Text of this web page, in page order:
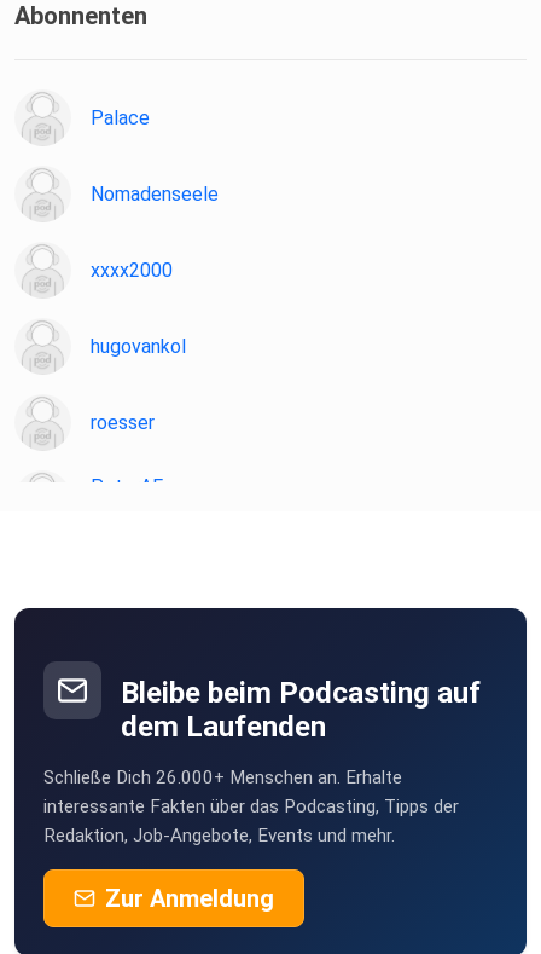
Abonnenten
Palace
Nomadenseele
xxxx2000
hugovankol
roesser
PeterAF
Gammertingen
willistvv
Karlsruhe
Düsseldorf
MSWMGPodcast
Düsseldorf
Bleibe beim Podcasting auf
dem Laufenden
Schließe Dich 26.000+ Menschen an. Erhalte
interessante Fakten über das Podcasting, Tipps der
Redaktion, Job-Angebote, Events und mehr.
Zur Anmeldung